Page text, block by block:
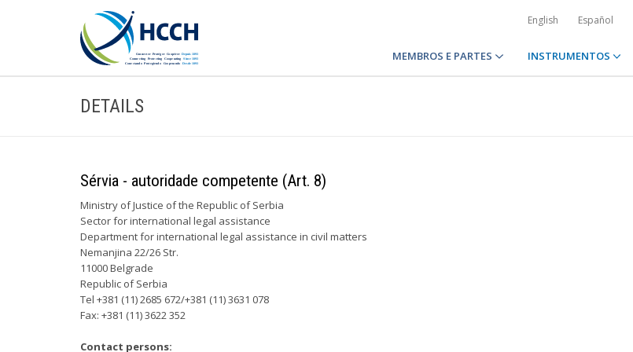
English Español
MEMBROS E PARTES INSTRUMENTOS
DETAILS
Sérvia - autoridade competente (Art. 8)
Ministry of Justice of the Republic of Serbia
Sector for international legal assistance
Department for international legal assistance in civil matters
Nemanjina 22/26 Str.
11000 Belgrade
Republic of Serbia
Tel +381 (11) 2685 672/+381 (11) 3631 078
Fax: +381 (11) 3622 352
Contact persons: